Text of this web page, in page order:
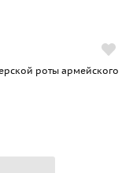
роты армейского